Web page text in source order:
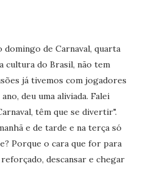
domingo de Carnaval, quarta
cultura do Brasil, não tem
já tivemos com jogadores
deu uma aliviada. Falei
têm que se divertir".
e de tarde e na terça só
Porque o cara que for para
descansar e chegar